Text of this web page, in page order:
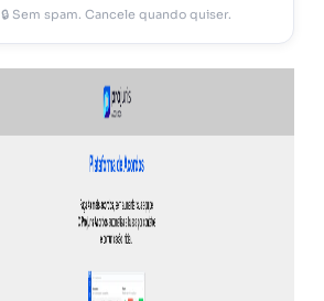
🔒 Sem spam. Cancele quando quiser.